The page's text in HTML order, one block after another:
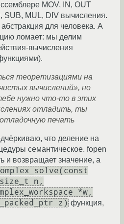
MOV, IN, OUT
SUB, MUL, DIV вычисления.
для человека. А
ломает: мы делим
вычисления
теоретизациями на
вычислений», но
нужно что-то в этих
отладить, ты
печать
что деление на
семантическое. fopen
и возвращает значение, а
n,
*w,
z) функция,